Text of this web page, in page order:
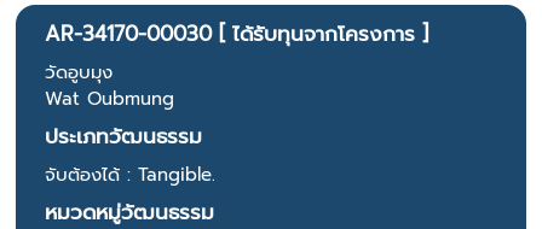
AR-34170-00030 [ ได้รับทุนจากโครงการ ]
วัดอูบมุง
Wat Oubmung
ประเภทวัฒนธรรม
จับต้องได้ : Tangible.
หมวดหมู่วัฒนธรรม